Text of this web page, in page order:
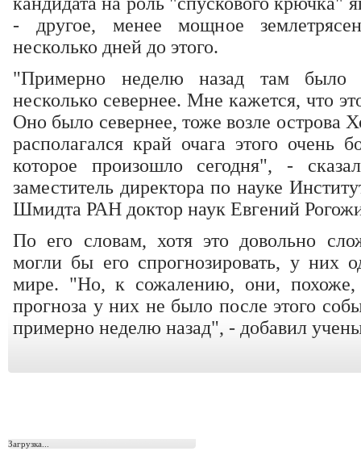
- другое, менее мощное
несколько дней до этого.
"Примерно неделю назад там было
несколько севернее. Мне кажется, что
Оно было севернее, тоже возле острова
располагался край очага этого очень
которое произошло сегодня", -
заместитель директора по науке
Шмидта РАН доктор наук Евгений
По его словам, хотя это довольно
могли бы его спрогнозировать, у них
мире. "Но, к сожалению, они, похоже,
прогноза у них не было после этого
примерно неделю назад", - добавил
Загрузка...